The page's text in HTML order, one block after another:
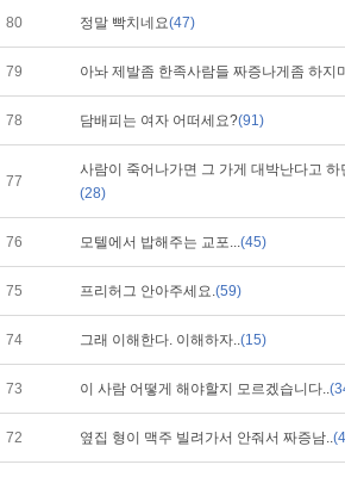
80 정말 빡치네요(47)
79 아놔 제발좀 한족사람들 짜증나게좀 하지
78 담배피는 여자 어떠세요?(91)
77
사람이 죽어나가면 그 가게 대박난다고
(28)
76 모텔에서 밥해주는 교포...(45)
75 프리허그 안아주세요.(59)
74 그래 이해한다. 이해하자..(15)
73 이 사람 어떻게 해야할지 모르겠습니다..
72 옆집 형이 맥주 빌려가서 안줘서 짜증남..